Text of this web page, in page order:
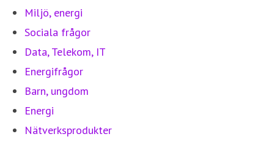
Miljö, energi
Sociala frågor
Data, Telekom, IT
Energifrågor
Barn, ungdom
Energi
Nätverksprodukter